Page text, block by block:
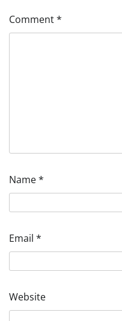
Comment*
Name*
Email *
Website